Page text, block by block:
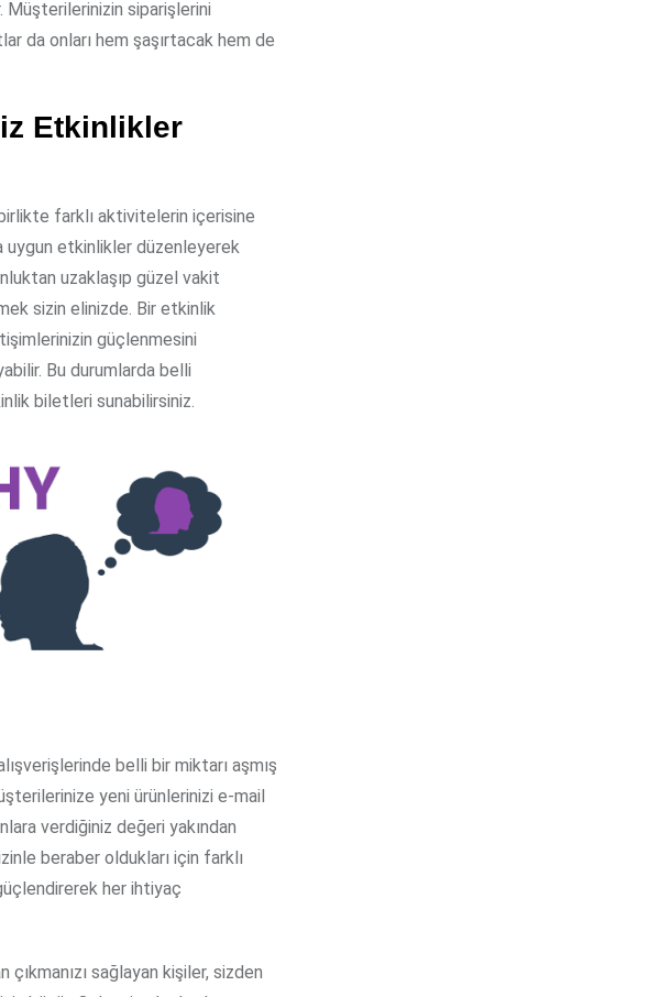
Müşterilerinizin siparişlerini
da onları hem şaşırtacak hem de
Etkinlikler
farklı aktivitelerin içerisine
uygun etkinlikler düzenleyerek
uzaklaşıp güzel vakit
sizin elinizde. Bir etkinlik
güçlenmesini
Bu durumlarda belli
biletleri sunabilirsiniz.
belli bir miktarı aşmış
yeni ürünlerinizi e-mail
verdiğiniz değeri yakından
beraber oldukları için farklı
her ihtiyaç
sağlayan kişiler, sizden